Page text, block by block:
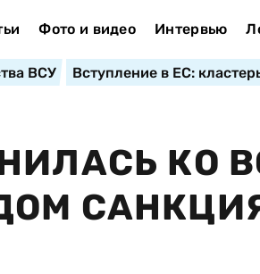
Фото и видео Интервью
ВСУ Вступление в ЕС:
КО